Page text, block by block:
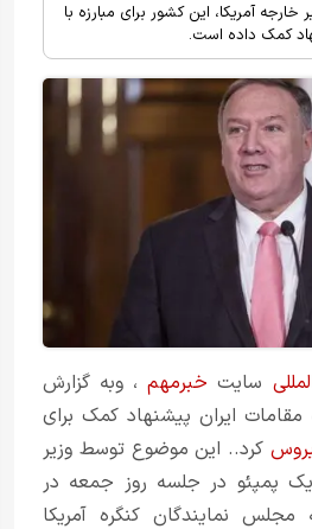
آمریکا، این کشور برای مبارزه با
کمک داده است.
سایت خبرمهم، وبه گزارش
مقامات ایران پیشنهاد کمک برای
کرد.. این موضوع توسط وزیر
پمپئو در جلسه روز جمعه در
نمایندگان کنگره آمریکا